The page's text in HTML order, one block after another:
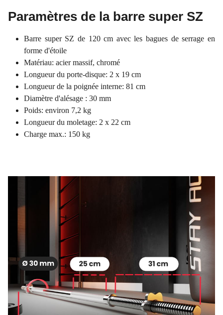
Paramètres de la barre super SZ
Barre super SZ de 120 cm avec les bagues de serrage en
forme d'étoile
Matériau: acier massif, chromé
Longueur du porte-disque: 2 x 19 cm
Longueur de la poignée interne: 81 cm
Diamètre d'alésage : 30 mm
Poids: environ 7,2 kg
Longueur du moletage: 2 x 22 cm
Charge max.: 150 kg